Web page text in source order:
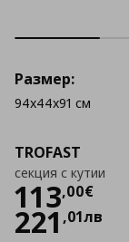
TROFAST
секция с кутии
113,00€
Цена
221 ,01лв
Размер:
94x44x91 см